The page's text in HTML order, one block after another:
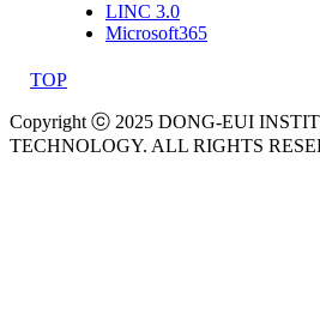
LINC 3.0
Microsoft365
TOP
Copyright ⓒ 2025 DONG-EUI
TECHNOLOGY. ALL RIGHTS